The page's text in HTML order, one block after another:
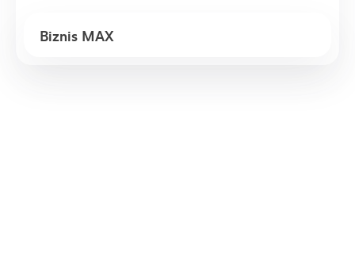
Biznis MAX